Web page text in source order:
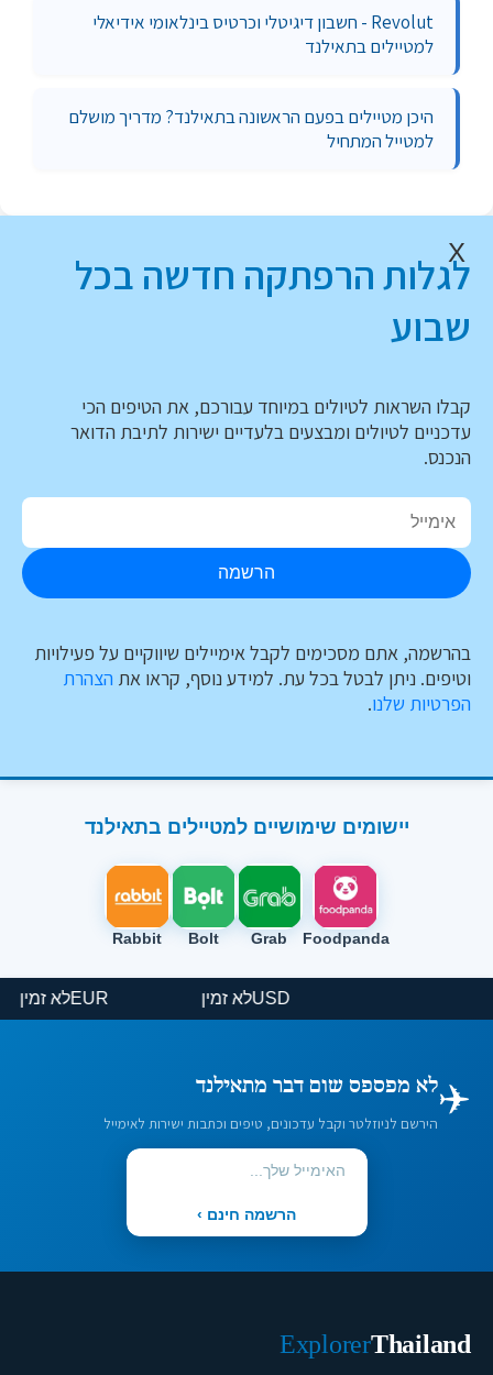
Revolut - חשבון דיגיטלי וכרטיס בינלאומי אידיאלי
למטיילים בתאילנד
היכן מטיילים בפעם הראשונה בתאילנד? מדריך מושלם
למטייל המתחיל
X
לגלות הרפתקה חדשה בכל
שבוע
קבלו השראות לטיולים במיוחד עבורכם, את הטיפים הכי
עדכניים לטיולים ומבצעים בלעדיים ישירות לתיבת הדואר
הנכנס.
הרשמה
בהרשמה, אתם מסכימים לקבל אימיילים שיווקיים על פעילויות
וטיפים. ניתן לבטל בכל עת. למידע נוסף, קראו את הצהרת
הפרטיות שלנו.
יישומים שימושיים למטיילים בתאילנד
Foodpanda
Grab
Bolt
Rabbit
USDלא זמין EURלא
✈️לא מפספס שום דבר מתאילנד
הירשם לניוזלטר וקבל עדכונים, טיפים וכתבות ישירות לאימייל
הרשמה חינם ›
Thailand
Explorer